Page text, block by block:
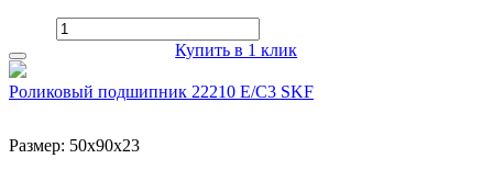
Купить в 1 клик
Роликовый подшипник 22210 E/C3 SKF
Размер: 50x90x23